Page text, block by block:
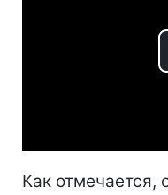
Как отмечается,